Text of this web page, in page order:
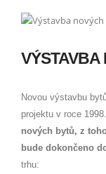
VÝSTAVBA
Novou výstavbu
projektu v roce
nových bytů, z
bude dokončeno
trhu: